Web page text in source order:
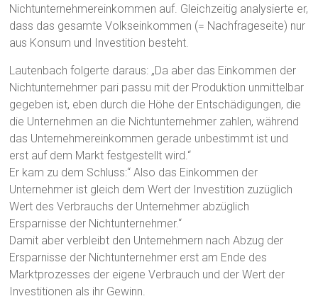
Nichtunternehmereinkommen auf. Gleichzeitig analysierte er,
dass das gesamte Volkseinkommen (= Nachfrageseite) nur
aus Konsum und Investition besteht.
Lautenbach folgerte daraus: „Da aber das Einkommen der
Nichtunternehmer pari passu mit der Produktion unmittelbar
gegeben ist, eben durch die Höhe der Entschädigungen, die
die Unternehmen an die Nichtunternehmer zahlen, während
das Unternehmereinkommen gerade unbestimmt ist und
erst auf dem Markt festgestellt wird.“
Er kam zu dem Schluss:“ Also das Einkommen der
Unternehmer ist gleich dem Wert der Investition zuzüglich
Wert des Verbrauchs der Unternehmer abzüglich
Ersparnisse der Nichtunternehmer.“
Damit aber verbleibt den Unternehmern nach Abzug der
Ersparnisse der Nichtunternehmer erst am Ende des
Marktprozesses der eigene Verbrauch und der Wert der
Investitionen als ihr Gewinn.